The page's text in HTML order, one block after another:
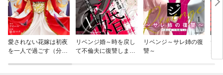
愛されない花嫁は初夜
を一人で過ごす（分冊
リベンジ婚～時を戻し
て不倫夫に復讐します
リベンジ～サレ姉の復
讐～
サ
話】